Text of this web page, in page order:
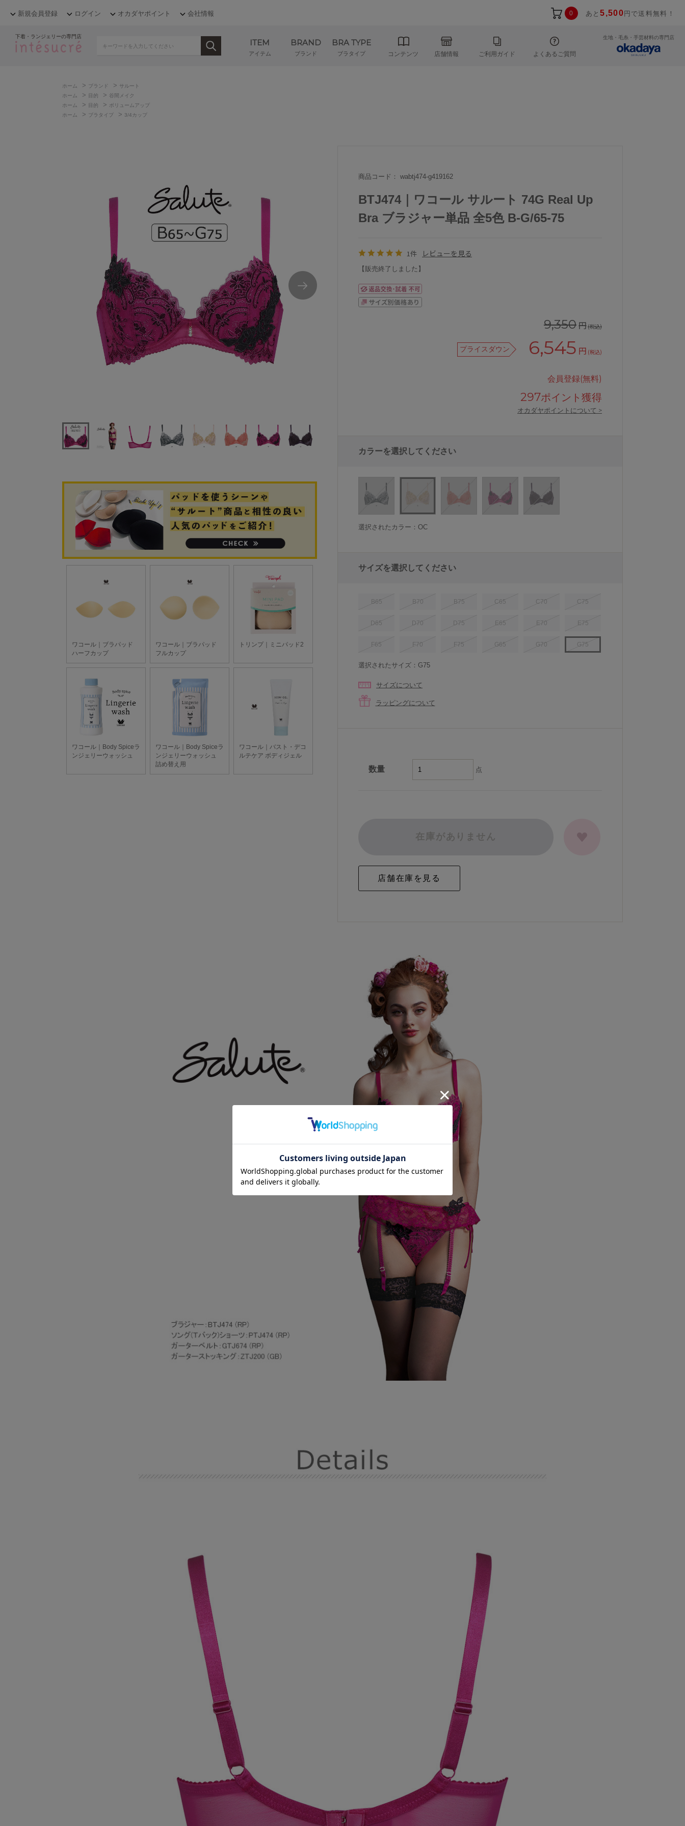
新規会員登録 ログイン オカダヤポイント 会社情報 0 あと5,500 円で送料無料！
下着・ランジェリーの専門店
ITEM
アイテム
BRAND
ブランド
BRA TYPE
ブラタイプ コンテンツ 店舗情報 ご利用ガイド よくあるご質問
生地・毛糸・手芸材料の専門店
ホーム > ブランド > サルート
ホーム
> 目的 > 谷間メイク
ホーム
> 目的 > ボリュームアップ
ホーム
> ブラタイプ > 3/4カップ
商品コード： wabtj474-g419162
BTJ474｜ワコール サルート 74G Real Up
Bra ブラジャー単品 全5色 B-G/65-75
1件 レビューを見る
【販売終了しました】
9,350円(税込)
プライスダウン 6,545 円 (税込)
会員登録(無料)
297ポイント獲得
オカダヤポイントについて >
カラーを選択してください
選択されたカラー：OC
サイズを選択してください
B65 B70 B75 C65 C70 C75
D65 D70 D75 E65 E70 E75
F65 F70 F75 G65 G70 G75
選択されたサイズ：G75
サイズについて
ラッピングについて
数量 点
在庫がありません